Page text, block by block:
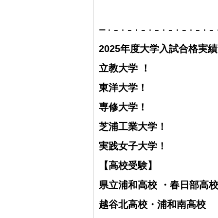
ー・－・－・－・－・－・－・－・
2025年度大学入試合格実績
立教大学 ！
東洋大学！
専修大学！
芝浦工業大学！
実践女子大学！
【高校受験】
県立浦和高校 ・ 春日部高校
越谷北高校・ 浦和南高校